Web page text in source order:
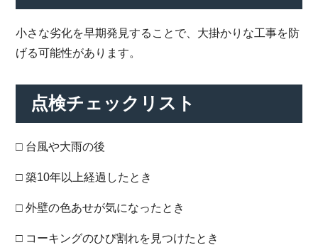
小さな劣化を早期発見することで、大掛かりな工事を防
げる可能性があります。
点検チェックリスト
□ 台風や大雨の後
□ 築10年以上経過したとき
□ 外壁の色あせが気になったとき
□ コーキングのひび割れを見つけたとき